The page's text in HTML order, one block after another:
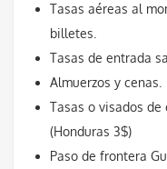
Tasas aéreas al
billetes.
Tasas de entrada
Almuerzos y cenas.
Tasas o visados de
(Honduras 3$)
Paso de frontera